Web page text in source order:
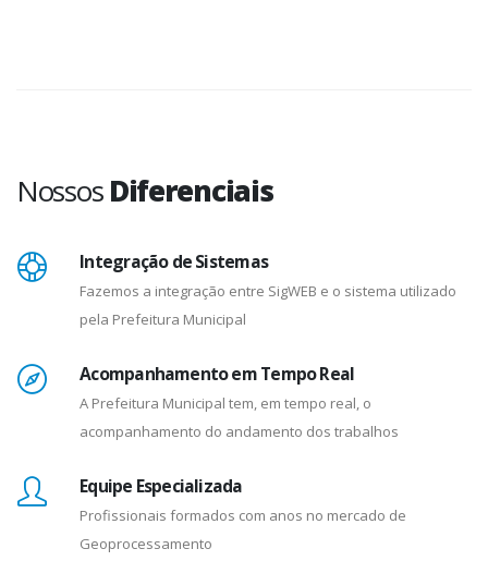
NossosDiferenciais
Integração de Sistemas
Fazemos a integração entre SigWEB e o sistema utilizado
pela Prefeitura Municipal
Acompanhamento em Tempo Real
A Prefeitura Municipal tem, em tempo real, o
acompanhamento do andamento dos trabalhos
Equipe Especializada
Profissionais formados com anos no mercado de
Geoprocessamento